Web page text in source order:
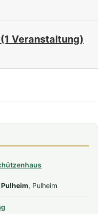
(1 Veranstaltung)
, Pulheim